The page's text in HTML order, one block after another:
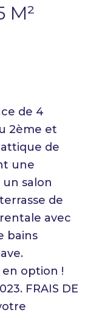
M²
de 4
2ème et
de
une
salon
de
avec
bains
option !
FRAIS DE